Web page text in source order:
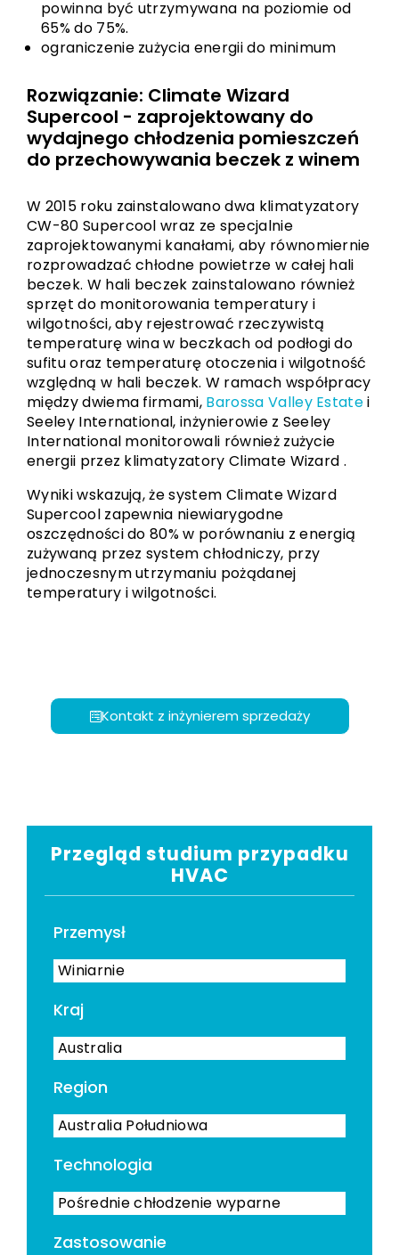
powinna być utrzymywana na poziomie od
65% do 75%.
ograniczenie zużycia energii do minimum
Rozwiązanie: Climate Wizard
Supercool - zaprojektowany do
wydajnego chłodzenia pomieszczeń
do przechowywania beczek z winem
W 2015 roku zainstalowano dwa klimatyzatory
CW-80 Supercool wraz ze specjalnie
zaprojektowanymi kanałami, aby równomiernie
rozprowadzać chłodne powietrze w całej hali
beczek. W hali beczek zainstalowano również
sprzęt do monitorowania temperatury i
wilgotności, aby rejestrować rzeczywistą
temperaturę wina w beczkach od podłogi do
sufitu oraz temperaturę otoczenia i wilgotność
względną w hali beczek. W ramach współpracy
między dwiema firmami, Barossa Valley Estatei
Seeley International, inżynierowie z Seeley
International monitorowali również zużycie
energii przez klimatyzatory Climate Wizard .
Wyniki wskazują, że system Climate Wizard
Supercool zapewnia niewiarygodne
oszczędności do 80% w porównaniu z energią
zużywaną przez system chłodniczy, przy
jednoczesnym utrzymaniu pożądanej
temperatury i wilgotności.
Kontakt z inżynierem sprzedaży
Przegląd studium przypadku
HVAC
Przemysł
Winiarnie
Kraj
Australia
Region
Australia Południowa
Technologia
Pośrednie chłodzenie wyparne
Zastosowanie